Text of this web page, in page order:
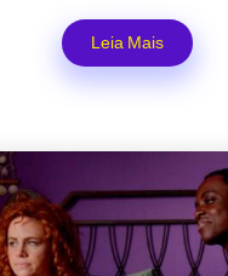
Leia Mais